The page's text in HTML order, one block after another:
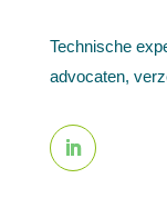
Technische
advocaten,